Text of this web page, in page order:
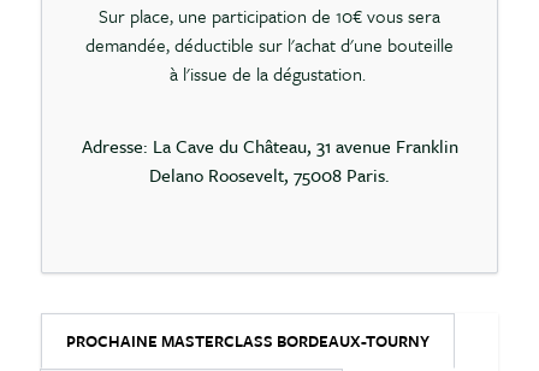
Sur place, une participation de 10€ vous sera
demandée, déductible sur l'achat d'une bouteille
à l'issue de la dégustation.
Adresse: La Cave du Château, 31 avenue Franklin
Delano Roosevelt, 75008 Paris.
PROCHAINE MASTERCLASS BORDEAUX-TOURNY